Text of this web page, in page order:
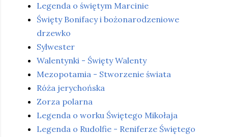
Legenda o świętym Marcinie
Święty Bonifacy i bożonarodzeniowe
drzewko
Sylwester
Walentynki - Święty Walenty
Mezopotamia - Stworzenie świata
Róża jerychońska
Zorza polarna
Legenda o worku Świętego Mikołaja
Legenda o Rudolfie - Reniferze Świętego